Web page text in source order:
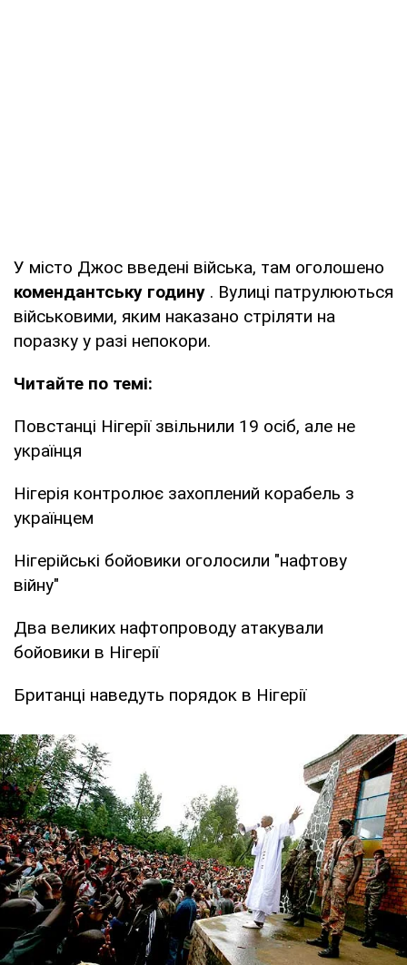
У місто Джос введені війська, там оголошено
комендантську годину . Вулиці патрулюються
військовими, яким наказано стріляти на
поразку у разі непокори.
Читайте по темі:
Повстанці Нігерії звільнили 19 осіб, але не
українця
Нігерія контролює захоплений корабель з
українцем
Нігерійські бойовики оголосили "нафтову
війну"
Два великих нафтопроводу атакували
бойовики в Нігерії
Британці наведуть порядок в Нігерії